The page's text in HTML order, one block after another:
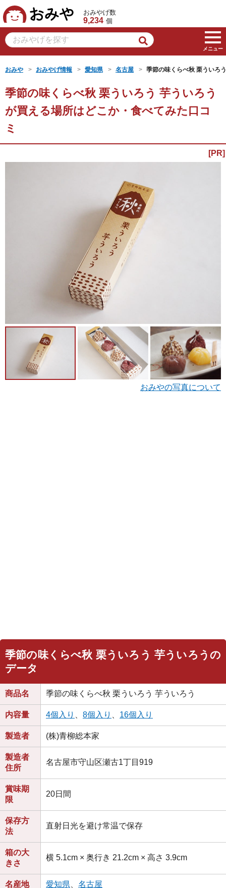
おみや
おみやげ数
9,234 個
メニュー
おみや おみやげ情報 愛知県 名古屋 季節の味くらべ秋 栗ういろ
季節の味くらべ秋 栗ういろう 芋ういろう
が買える場所はどこか・食べてみた口コ
ミ
おみやの写真について
季節の味くらべ秋 栗ういろう 芋ういろうの
データ
商品名 季節の味くらべ秋 栗ういろう 芋ういろう
内容量 4個入り 8個入り 16個入り
製造者 (株)青柳総本家
製造者
住所
名古屋市守山区瀬古1丁目919
賞味期
限
20日間
保存方
法
直射日光を避け常温で保存
箱の大
きさ
横 5.1cm × 奥行き 21.2cm × 高さ 3.9cm
名産地 愛知県 名古屋